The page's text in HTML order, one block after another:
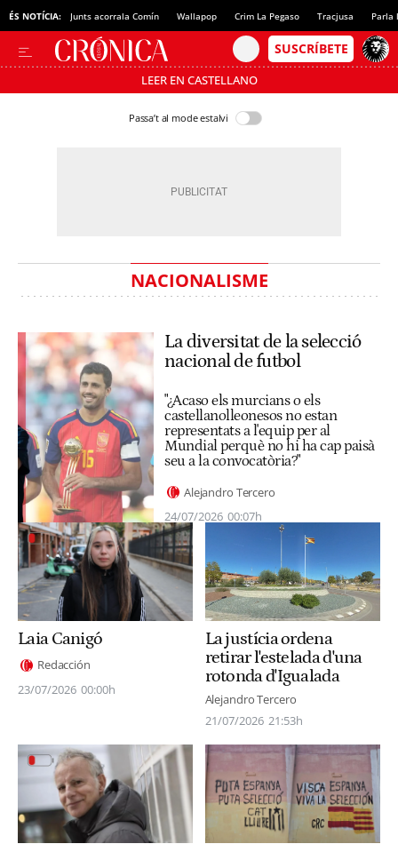
ÉS NOTÍCIA: Junts acorrala Comín Wallapop Crim La Pegaso Tracjusa Parla
LEER EN CASTELLANO
Passa’t al mode estalvi
NACIONALISME
La diversitat de la selecció
nacional de futbol
"¿Acaso els murcians o els
castellanolleonesos no estan
representats a l'equip per al
Mundial perquè no hi ha cap paisà
seu a la convocatòria?"
Alejandro Tercero
24/07/2026 00:07h
Laia Canigó
Redacción
23/07/2026 00:00h
La justícia ordena
retirar l'estelada d'una
rotonda d'Igualada
Alejandro Tercero
21/07/2026 21:53h